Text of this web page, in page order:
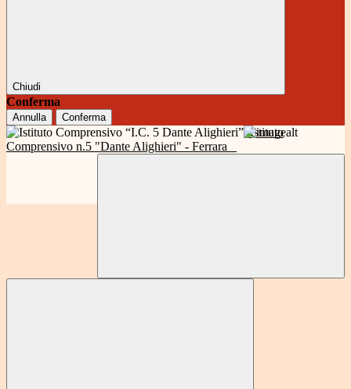
Chiudi
Conferma
Annulla Conferma
Istituto
Comprensivo n.5 "Dante Alighieri" - Ferrara